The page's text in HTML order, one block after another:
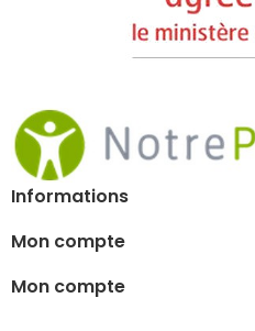
Informations
Mon compte
Mon compte